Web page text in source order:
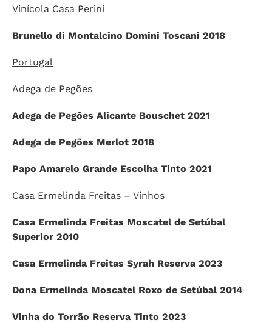
Vinícola Casa Perini
Brunello di Montalcino Domini Toscani 2018
Portugal
Adega de Pegões
Adega de Pegões Alicante Bouschet 2021
Adega de Pegões Merlot 2018
Papo Amarelo Grande Escolha Tinto 2021
Casa Ermelinda Freitas – Vinhos
Casa Ermelinda Freitas Moscatel de Setúbal
Superior 2010
Casa Ermelinda Freitas Syrah Reserva 2023
Dona Ermelinda Moscatel Roxo de Setúbal 2014
Vinha do Torrão Reserva Tinto 2023